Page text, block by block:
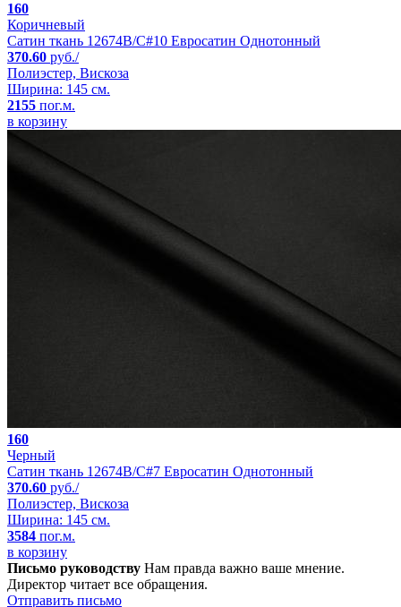
160
Коричневый
Сатин ткань 12674B/C#10 Евросатин Однотонный
370.60 руб./
Полиэстер, Вискоза
Ширина: 145 см.
2155 пог.м.
в корзину
160
Черный
Сатин ткань 12674B/C#7 Евросатин Однотонный
370.60 руб./
Полиэстер, Вискоза
Ширина: 145 см.
3584 пог.м.
в корзину
Письмо руководству Нам правда важно ваше мнение.
Директор читает все обращения.
Отправить письмо